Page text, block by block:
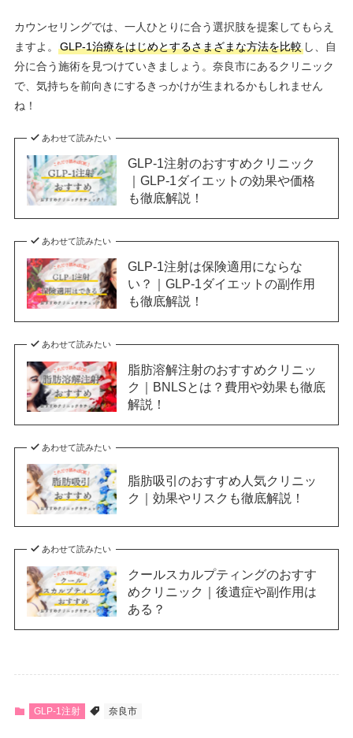
カウンセリングでは、一人ひとりに合う選択肢を提案してもらえ
ますよ。
GLP-1治療をはじめとするさまざまな方法を比較し、自
分に合う施術を見つけていきましょう。奈良市にあるクリニック
で、気持ちを前向きにするきっかけが生まれるかもしれません
ね！
あわせて読みたい
GLP-1注射のおすすめクリニック
｜GLP-1ダイエットの効果や価格
も徹底解説！
あわせて読みたい
GLP-1注射は保険適用にならな
い？｜GLP-1ダイエットの副作用
も徹底解説！
あわせて読みたい
脂肪溶解注射のおすすめクリニッ
ク｜BNLSとは？費用や効果も徹底
解説！
あわせて読みたい
脂肪吸引のおすすめ人気クリニッ
ク｜効果やリスクも徹底解説！
あわせて読みたい
クールスカルプティングのおすす
めクリニック｜後遺症や副作用は
ある？
GLP-1注射 奈良市